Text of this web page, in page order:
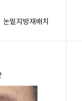
눈밑지방재배치